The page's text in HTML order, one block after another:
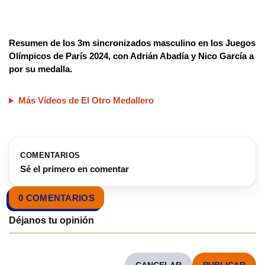
Resumen de los 3m sincronizados masculino en los Juegos
Olímpicos de París 2024, con Adrián Abadía y Nico García a
por su medalla.
Más Vídeos de El Otro Medallero
COMENTARIOS
Sé el primero en comentar
0 COMENTARIOS